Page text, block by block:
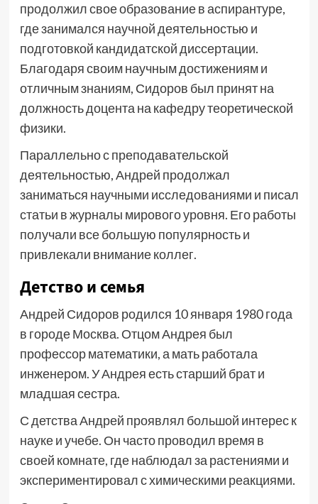
продолжил свое образование в аспирантуре,
где занимался научной деятельностью и
подготовкой кандидатской диссертации.
Благодаря своим научным достижениям и
отличным знаниям, Сидоров был принят на
должность доцента на кафедру теоретической
физики.
Параллельно с преподавательской
деятельностью, Андрей продолжал
заниматься научными исследованиями и писал
статьи в журналы мирового уровня. Его работы
получали все большую популярность и
привлекали внимание коллег.
Детство и семья
Андрей Сидоров родился 10 января 1980 года
в городе Москва. Отцом Андрея был
профессор математики, а мать работала
инженером. У Андрея есть старший брат и
младшая сестра.
С детства Андрей проявлял большой интерес к
науке и учебе. Он часто проводил время в
своей комнате, где наблюдал за растениями и
экспериментировал с химическими реакциями.